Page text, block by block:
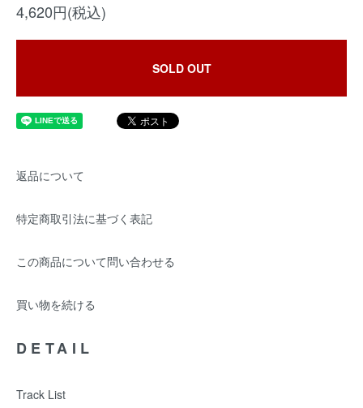
4,620円(税込)
SOLD OUT
返品について
特定商取引法に基づく表記
この商品について問い合わせる
買い物を続ける
DETAIL
Track List